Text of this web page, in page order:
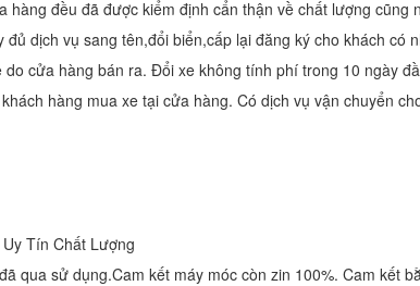
hàng đều đã được kiểm định cẩn thận về chất lượng
dịch vụ sang tên,đổi biển,cấp lại đăng ký cho khách có
cửa hàng bán ra. Đổi xe không tính phí trong 10 ngày
hàng mua xe tại cửa hàng. Có dịch vụ vận chuyển
Tín Chất Lượng
qua sử dụng.Cam kết máy móc còn zin 100%. Cam kết